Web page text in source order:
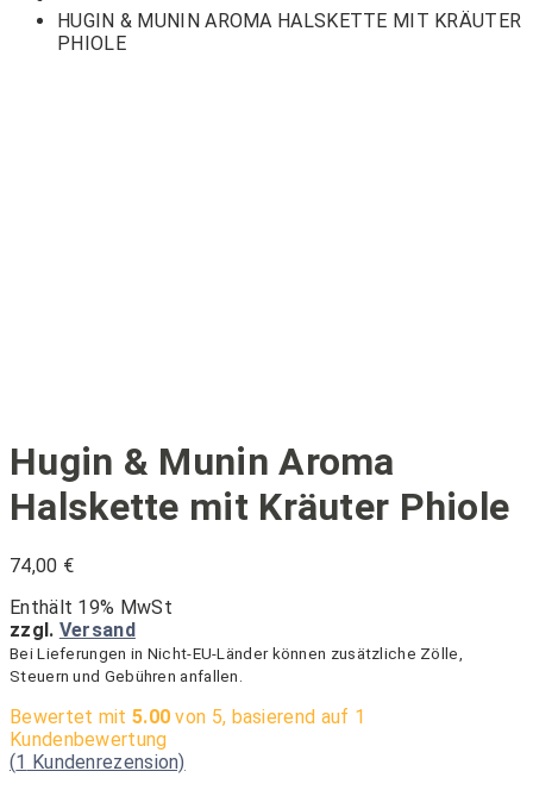
HUGIN & MUNIN AROMA HALSKETTE MIT KRÄUTER
PHIOLE
Hugin & Munin Aroma
Halskette mit Kräuter Phiole
74,00 €
Enthält 19% MwSt
zzgl. Versand
Bei Lieferungen in Nicht-EU-Länder können zusätzliche Zölle,
Steuern und Gebühren anfallen.
Bewertet mit 5.00 von 5, basierend auf 1
Kundenbewertung
(1 Kundenrezension)